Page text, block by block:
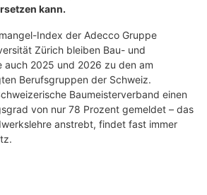
kann.
Index der Adecco Gruppe
Zürich bleiben Bau- und
auch 2025 und 2026 zu den am
Berufsgruppen der Schweiz.
Baumeisterverband einen
von nur 78 Prozent gemeldet – das
anstrebt, findet fast immer